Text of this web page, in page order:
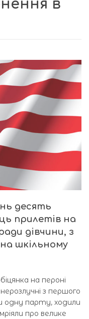
в
десять
прилетів на
дівчини, з
шкільному
на пероні
з першого
одну парту, ходили
про велике